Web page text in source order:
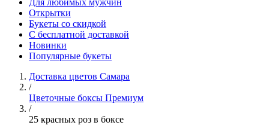
Для любимых мужчин
Открытки
Букеты со скидкой
С бесплатной доставкой
Новинки
Популярные букеты
Доставка цветов Самара
/
Цветочные боксы Премиум
/
25 красных роз в боксе